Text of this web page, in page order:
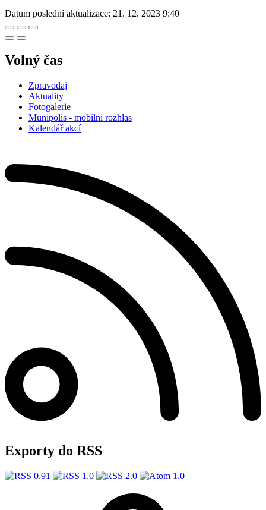
Datum poslední aktualizace: 21. 12. 2023 9:40
Volný čas
Zpravodaj
Aktuality
Fotogalerie
Munipolis - mobilní rozhlas
Kalendář akcí
Exporty do RSS